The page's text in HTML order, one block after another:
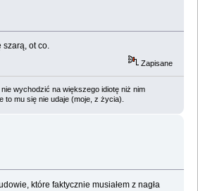
szarą, ot co.
Zapisane
nie wychodzić na większego idiotę niż nim
to mu się nie udaje (moje, z życia).
które faktycznie musiałem z nagła